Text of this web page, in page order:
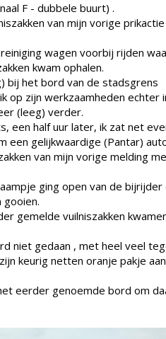
F - dubbele buurt) .
van mijn vorige prikactie
wagen voorbij rijden
kwam ophalen.
bij het bord van de stadsgrens
op zijn werkzaamheden echter
(leeg) verder.
een half uur later, ik zat net
een gelijkwaardige (Pantar)
van mijn vorige melding
ging open van de bijrijder
gooien.
gemelde vuilniszakken
niet gedaan , met heel veel
keurig netten oranje pakje
eerder genoemde bord om